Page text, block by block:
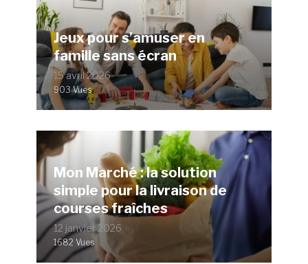
Jeux pour s’amuser en
famille sans écran
15 avril 2026
903 Vues
Mon Marché : la solution
simple pour la livraison de
courses fraîches
12 janvier 2026
1682 Vues